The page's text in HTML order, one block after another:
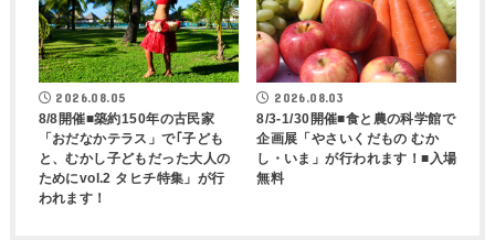
2026.08.05
8/8開催■築約150年の古民家
「おだなかテラス」で｢子ども
と、むかし子どもだった大人の
ためにvol.2 タヒチ特集」が行
われます！
2026.08.03
8/3-1/30開催■食と農の科学館で
企画展「やさいくだもの むか
し・いま」が行われます！■入場
無料